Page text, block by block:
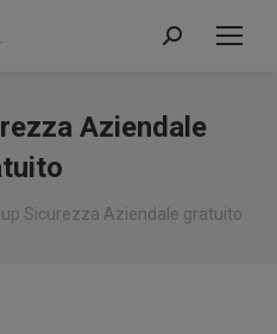
Cerca:
Aziendale
Sicurezza Aziendale gratuito